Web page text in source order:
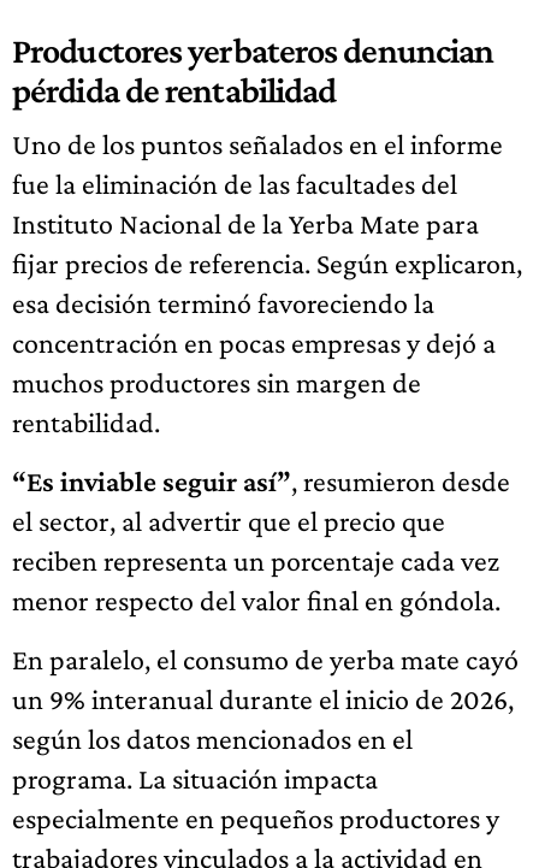
Productores yerbateros denuncian
pérdida de rentabilidad
Uno de los puntos señalados en el informe
fue la eliminación de las facultades del
Instituto Nacional de la Yerba Mate para
fijar precios de referencia. Según explicaron,
esa decisión terminó favoreciendo la
concentración en pocas empresas y dejó a
muchos productores sin margen de
rentabilidad.
“Es inviable seguir así”, resumieron desde
el sector, al advertir que el precio que
reciben representa un porcentaje cada vez
menor respecto del valor final en góndola.
En paralelo, el consumo de yerba mate cayó
un 9% interanual durante el inicio de 2026,
según los datos mencionados en el
programa. La situación impacta
especialmente en pequeños productores y
trabajadores vinculados a la actividad en